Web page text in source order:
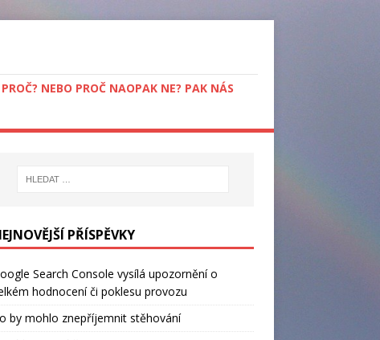
NEBO PROČ NAOPAK NE? PAK NÁS
PŘÍSPĚVKY
Search Console vysílá upozornění o
hodnocení či poklesu provozu
by mohlo znepříjemnit stěhování